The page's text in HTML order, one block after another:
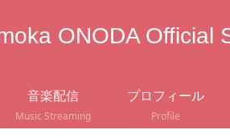
ONODA Official
音楽配信
Music Streaming
プロフィール
Profile